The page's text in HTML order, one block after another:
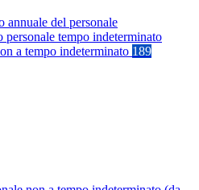
annuale del personale
personale tempo indeterminato
a tempo indeterminato 189